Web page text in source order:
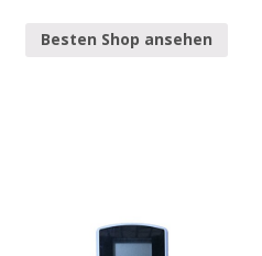
Besten Shop ansehen